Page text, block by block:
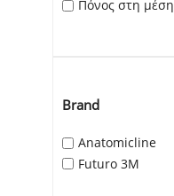
Πόνος στη μέση
Brand
Anatomicline
Futuro 3M